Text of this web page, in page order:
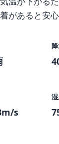
があると安心
s